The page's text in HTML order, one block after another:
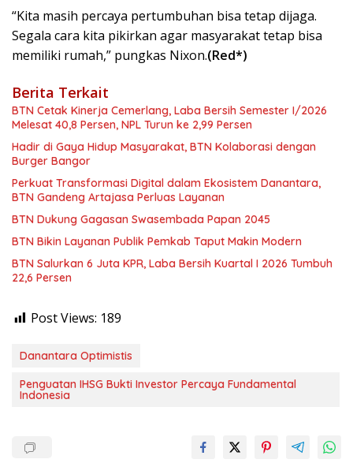
“Kita masih percaya pertumbuhan bisa tetap dijaga.
Segala cara kita pikirkan agar masyarakat tetap bisa
memiliki rumah,” pungkas Nixon.(Red*)
Berita Terkait
BTN Cetak Kinerja Cemerlang, Laba Bersih Semester I/2026
Melesat 40,8 Persen, NPL Turun ke 2,99 Persen
Hadir di Gaya Hidup Masyarakat, BTN Kolaborasi dengan
Burger Bangor
Perkuat Transformasi Digital dalam Ekosistem Danantara,
BTN Gandeng Artajasa Perluas Layanan
BTN Dukung Gagasan Swasembada Papan 2045
BTN Bikin Layanan Publik Pemkab Taput Makin Modern
BTN Salurkan 6 Juta KPR, Laba Bersih Kuartal I 2026 Tumbuh
22,6 Persen
Post Views: 189
Danantara Optimistis
Penguatan IHSG Bukti Investor Percaya Fundamental
Indonesia